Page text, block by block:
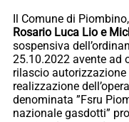
Il Comune di
Rosario Luca Lio e
sospensiva
25.10.2022 avente ad
rilascio autorizzazione
realizzazione
denominata ”Fsru
nazionale gasdotti”